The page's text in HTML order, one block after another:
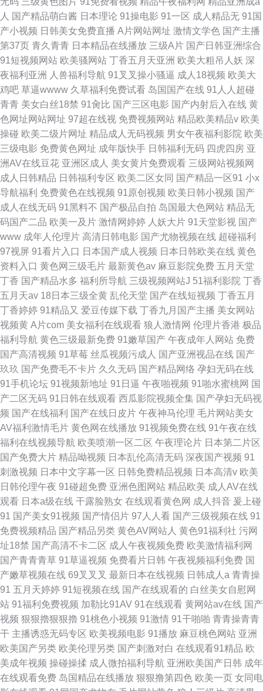
人 国产精品萌白酱 日本理论 91操电影 91一区 成人精品无 91国
产小视频 日韩美女免费直播 A片网站网址 激情文学色 国产主播
第37页 青久青青 日本精品在线播放 三级A片 国产日韩亚洲综合
91短视频网站 欧美骚网站 丁香五月天亚洲 欧美大粗吊人妖 深
夜福利亚洲
人兽福利导航 91叉叉操小骚逼 成人18视频 欧美大
鸡吧 草逼wwww 久草福利免费试看 岛国国产在线 91人人超碰
青青 美女白丝18禁 91肏比 国产三区电影 国产内射后入在线 黄
色网址网站网址 97超在线视 免费视频网站 精品欧美精品v 欧美
操碰 欧美二级片网址 精品成人无码视频 男女午夜福利影院 欧美
三级电影 免费黄色网址 成年版快手 日韩福利无码 四虎四房 亚
洲AV在线豆花 亚洲区成人 美女黄片免费观看 三级网站视频网
成人日韩精品 日韩福利专区 欧美二区女同 国产精品一区91 小x
导航福利 免费黄色在线视频 91原创视频 欧美日韩小视频 国产
成人在线无码 91黑料不 国产极品自拍 岛国最大色网站 精品无
码国产二品 欧美一及片 激情网婷婷 人妖大片 91天堂影视 国产
www 成年人伦理片 高清日韩电影 国产尤物视频在线 超碰福利
97视屏 91看片入口 日本国产成人视频 日本日韩欧美在线 黄色
资料入口 黄色网三级毛片 最新黄色av 麻豆影院免费 五月天堂
丁香 国产精品水多 福利所导航 三级视频网站J 51福利影院 丁香
五月天av 18日本三级全黄 乱伦天堂 国产在线短视频 丁香五月
丁香婷婷 91精品又 爱豆传媒下载 丁香九月国产主播 美女网站
视频黄 A片com 美女福利在线观看 狼人激情网 伦理片香港 极品
福利导航 黄色三级最新免费 91嫩草国产 午夜成年人网站 免费
国产高清视频 91草莓 丝瓜视频污成人 国产亚洲视品在线 国产
玖玖 国产免费毛不卡片 久久无码 国产精品网络 孕妇无码在线
91手机论坛 91视频新地址 91日逼 午夜啪视频 91啪水蜜桃网 国
产二区无码 91日韩在线观看 西瓜影院视频全集 国产孕妇无码视
频 国产在线福利 国产在线日皮片 午夜神马伦理 毛片网站美女
AV福利激情毛片 黄色网在线播放 91视频免费在线 91午夜在线
福利在线视频导航 欧美喷潮一区二区 午夜理论片 日本第二片区
国产免费大片 精品呦视频 日本乱伦高清无码 深夜国产视频 91
刺激视频 日本中文字幕一区 日韩免费精品视频 日本高清v 欧美
日韩伦理午夜 91碰超免费 亚洲色图网站 精品欧美 成人AV在线
观看 日本a级在线 干露脸熟女 在线观看黄色网 成人抖音 爰上碰
91 国产美女91视频 国产情侣片 97人人看 国产三级视频在线 91
免费视频精品 国产精品另类 黄色AV网站人 黄色91福利社 污网
址18禁 国产高清不卡二区 成人午夜视频免费 欧美激情福利网
国产青青青草 91草逼视频 免费看片日韩 午夜视频福利免费 国
产嫩草视频在线 69叉叉叉 最新日本在线视频 日韩成人a 青青操
91 五月天婷婷 91短视频在线 国产在线观看的 白丝美女自慰网
站 91福利免费视频 加勒比91AV 91在线观看 黄网站av在线 国产
视频 狠狠擼狠狠擼 91桃色小视频 91激情 91干啪啪 青青操青青
干 主播诱惑无码专区 欧美视频电影 91播放 麻豆桃色网站 亚洲
欧美国产另类 欧美伦理另类 国产刺激对白 在线观看91精品 欧
美成年视频 操碰操揉 成人微拍福利导航 亚洲欧美国产日韩 成年
在线观看免费 岛国精品在线播放 狠狠撸第四色 欧美一页 女同电